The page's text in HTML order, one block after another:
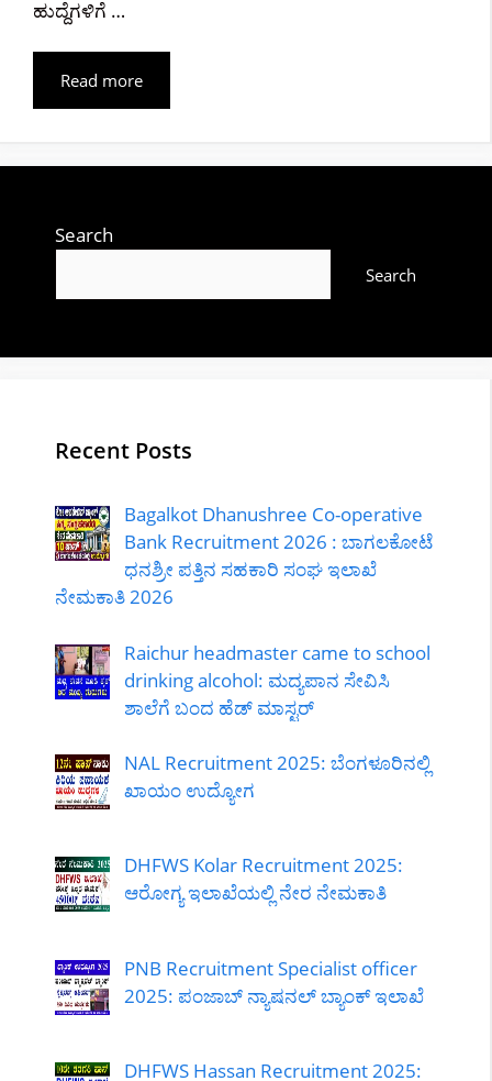
ಹುದ್ದೆಗಳಿಗೆ …
Read more
Search
Search
Recent Posts
Bagalkot Dhanushree Co-operative
Bank Recruitment 2026 : ಬಾಗಲಕೋಟೆ
ಧನಶ್ರೀ ಪತ್ತಿನ ಸಹಕಾರಿ ಸಂಘ ಇಲಾಖೆ
ನೇಮಕಾತಿ 2026
Raichur headmaster came to school
drinking alcohol: ಮದ್ಯಪಾನ ಸೇವಿಸಿ
ಶಾಲೆಗೆ ಬಂದ ಹೆಡ್ ಮಾಸ್ಟರ್
NAL Recruitment 2025: ಬೆಂಗಳೂರಿನಲ್ಲಿ
ಖಾಯಂ ಉದ್ಯೋಗ
DHFWS Kolar Recruitment 2025:
ಆರೋಗ್ಯ ಇಲಾಖೆಯಲ್ಲಿ ನೇರ ನೇಮಕಾತಿ
PNB Recruitment Specialist officer
2025: ಪಂಜಾಬ್ ನ್ಯಾಷನಲ್ ಬ್ಯಾಂಕ್ ಇಲಾಖೆ
DHFWS Hassan Recruitment 2025: